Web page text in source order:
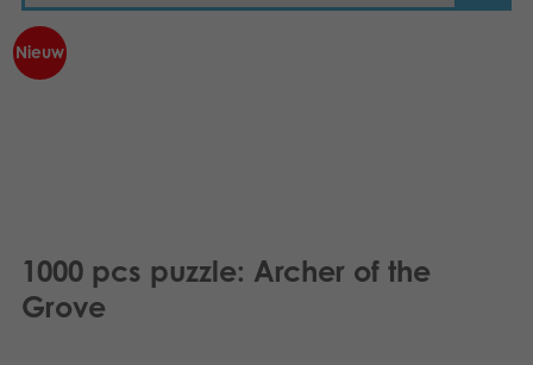
Speelgoed
CONTACT
Dansk
Nieuw
1000 pcs puzzle: Archer of the
Grove